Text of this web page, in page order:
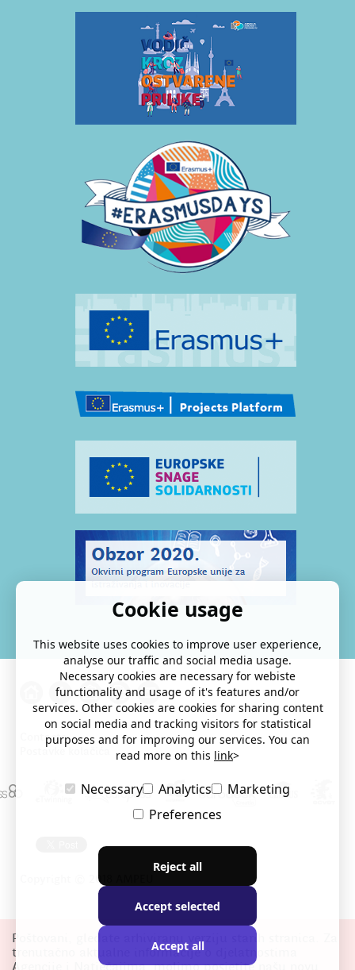
Contacts
Postavke kolačića
Copyright © 2018 AMPEU
Poštovani, gledate arhiviranu verziju starih stranica. Za
trenutačno aktualne informacije o djelatnostima
Agencije i Natječajima, molimo posjetite našu novu
Cookie usage
This website uses cookies to improve user experience,
analyse our traffic and social media usage.
Necessary cookies are necessary for webiste
functionality and usage of it's features and/or
services. Other cookies are cookies for sharing content
on social media and tracking visitors for statistical
purposes and for improving our services. You can
read more on this link>
Necessary Analytics
Marketing
Preferences
Reject all
Accept selected
Accept all